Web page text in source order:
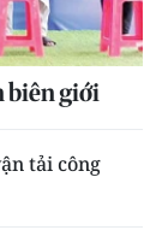
biên giới
tải công